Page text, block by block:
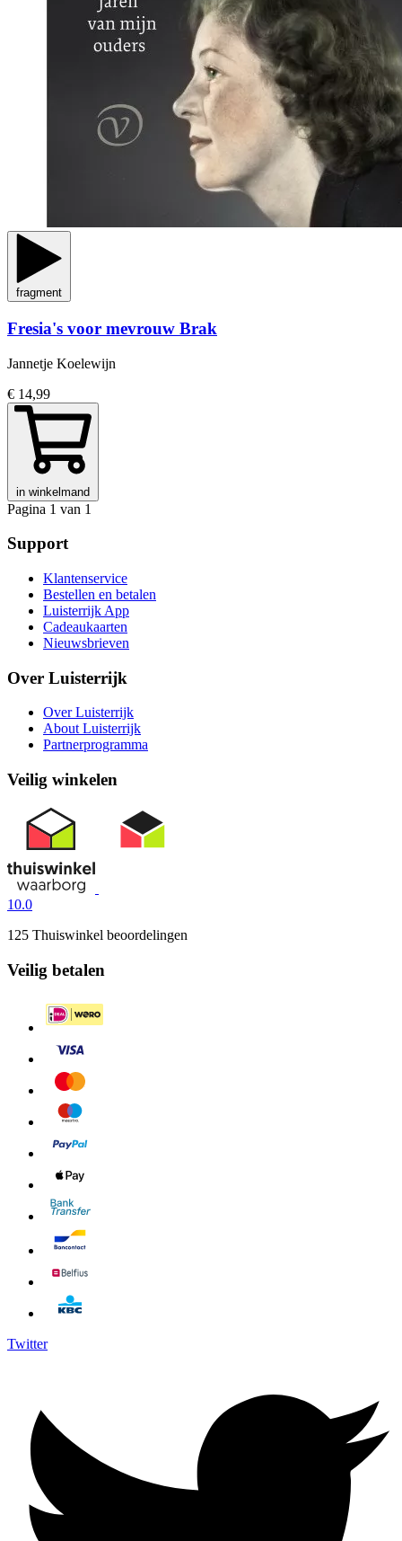
fragment
Fresia's voor mevrouw Brak
Jannetje Koelewijn
€ 14,99
in winkelmand
Pagina 1 van 1
Support
Klantenservice
Bestellen en betalen
Luisterrijk App
Cadeaukaarten
Nieuwsbrieven
Over Luisterrijk
Over Luisterrijk
About Luisterrijk
Partnerprogramma
Veilig winkelen
10.0
125 Thuiswinkel beoordelingen
Veilig betalen
Twitter